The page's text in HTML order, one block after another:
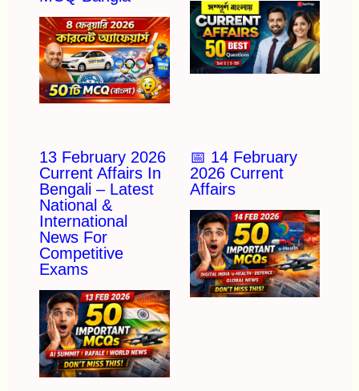
13 February 2026
Current Affairs In
Bengali – Latest
National &
International
News For
Competitive
Exams
📅 14 February
2026 Current
Affairs